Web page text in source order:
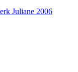
Juliane 2006